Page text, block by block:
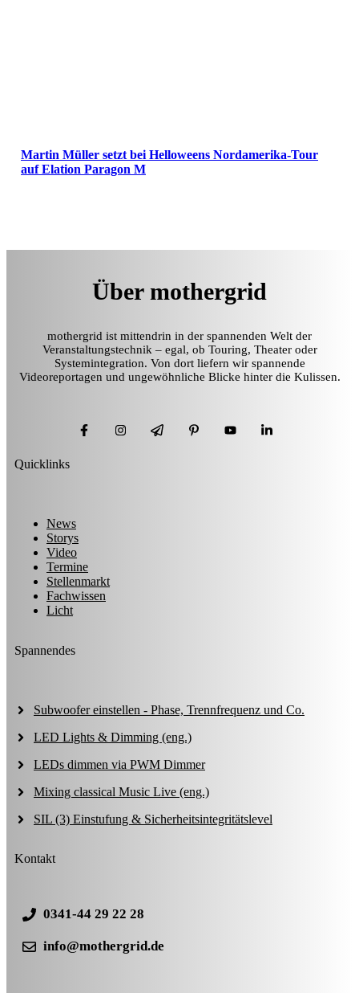
Martin Müller setzt bei Helloweens Nordamerika-Tour
auf Elation Paragon M
Über mothergrid
mothergrid ist mittendrin in der spannenden Welt der
Veranstaltungstechnik – egal, ob Touring, Theater oder
Systemintegration. Von dort liefern wir spannende
Videoreportagen und ungewöhnliche Blicke hinter die Kulissen.
Quicklinks
News
Storys
Video
Termine
Stellenmarkt
Fachwissen
Licht
Spannendes
Subwoofer einstellen - Phase, Trennfrequenz und Co.
LED Lights & Dimming (eng.)
LEDs dimmen via PWM Dimmer
Mixing classical Music Live (eng.)
SIL (3) Einstufung & Sicherheitsintegritätslevel
Kontakt
0341-44 29 22 28
info@mothergrid.de